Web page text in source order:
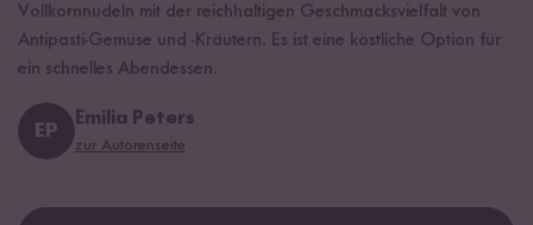
Vollkornnudeln mit der reichhaltigen Geschmacksvielfalt von
Antipasti-Gemüse und -Kräutern. Es ist eine köstliche Option für
ein schnelles Abendessen.
EP
Emilia Peters
zur Autorenseite